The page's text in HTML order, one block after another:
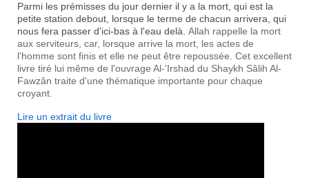
Parmi les prémisses du jour dernier il y a la mort, qui est la
petite station debout, lorsque le terme de chacun arrivera, qui
nous fera passer d'ici-bas à l'eau delà. Allah rappelle la mort
aux serviteurs, car, lorsque arrive la mort, les actes de
l'homme sont finis et elle ne peut être repoussée. Cet excellent
livre tiré lui même de l'ouvrage Al-'Irshad du Shaykh Sâlih Al-
Fawzân traite d'une thématique importante pour chaque
croyant.
Lire un extrait du livre